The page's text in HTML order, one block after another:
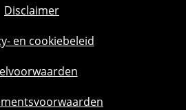
Disclaimer
en cookiebeleid